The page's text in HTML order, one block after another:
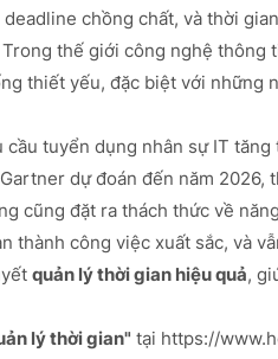
chồng chất, và thời
thế giới công nghệ thông
thiết yếu, đặc biệt với những
tuyển dụng nhân sự IT
dự đoán đến năm 2026,
cũng đặt ra thách thức về
thành công việc xuất sắc, và
quản lý thời gian hiệu quả,
lý thời gian" tại https://